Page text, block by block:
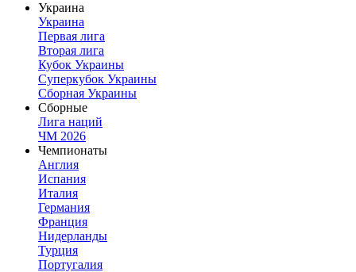
Украина
Украина
Первая лига
Вторая лига
Кубок Украины
Суперкубок Украины
Сборная Украины
Сборные
Лига наций
ЧМ 2026
Чемпионаты
Англия
Испания
Италия
Германия
Франция
Нидерланды
Турция
Португалия